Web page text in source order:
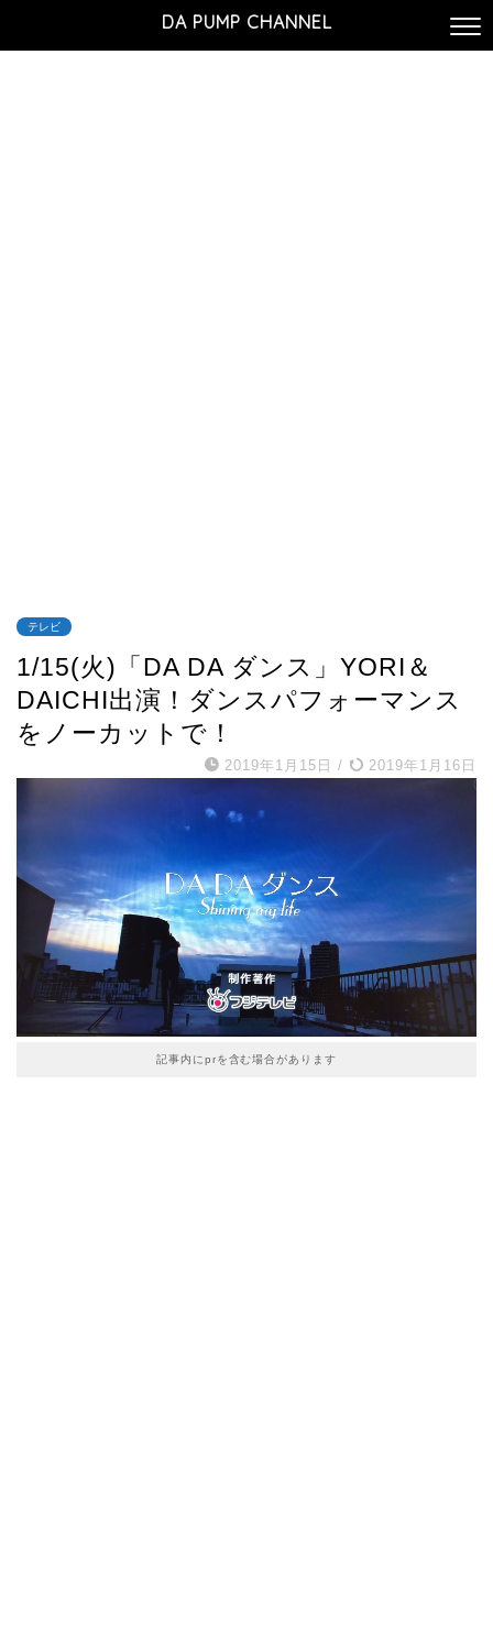
DA PUMP CHANNEL
テレビ
1/15(火)「DA DA ダンス」YORI＆
DAICHI出演！ダンスパフォーマンス
をノーカットで！
2019年1月15日 / 2019年1月16日
記事内にprを含む場合があります